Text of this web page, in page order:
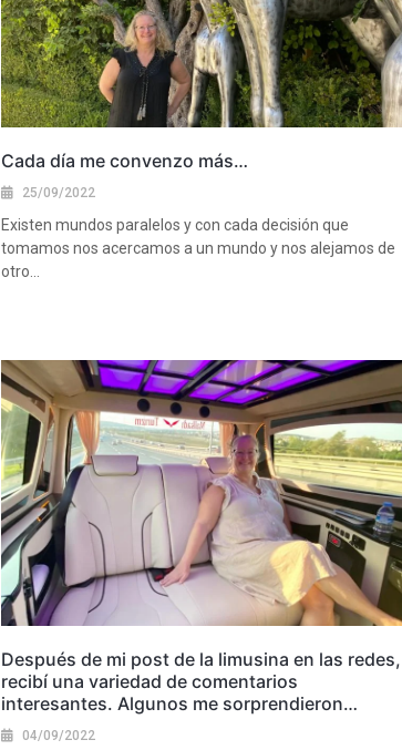
Cada día me convenzo más…
25/09/2022
Existen mundos paralelos y con cada decisión que
tomamos nos acercamos a un mundo y nos alejamos de
otro...
Después de mi post de la limusina en las redes,
recibí una variedad de comentarios
interesantes. Algunos me sorprendieron…
04/09/2022